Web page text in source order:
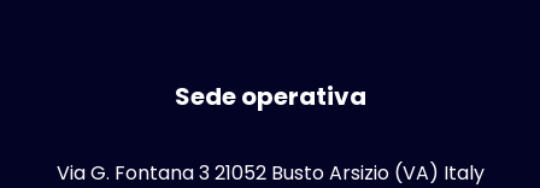
Sede operativa
Via G. Fontana 3 21052 Busto Arsizio (VA) Italy